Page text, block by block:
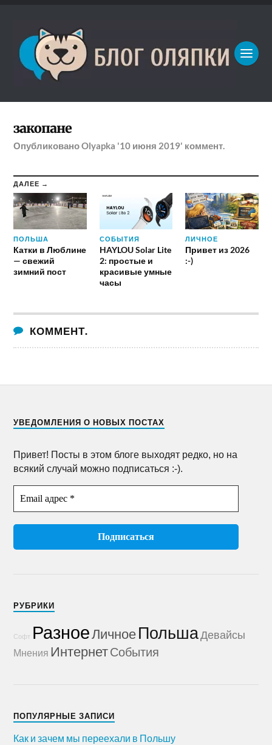
закопане
ОпубликованоOlyapka '10 июня 2019' коммент.
ДАЛЕЕ →
ПОЛЬША
Катки в Люблине
— свежий
зимний пост
СОБЫТИЯ
HAYLOU Solar Lite
2: простые и
красивые умные
часы
ЛИЧНОЕ
Привет из 2026
:-)
КОММЕНТ.
УВЕДОМЛЕНИЯ О НОВЫХ ПОСТАХ
Привет! Посты в этом блоге выходят редко, но на
всякий случай можно подписаться :-).
РУБРИКИ
Софт РазноеЛичноеПольшаДевайсы
Мнения ИнтернетСобытия
ПОПУЛЯРНЫЕ ЗАПИСИ
Как и зачем мы переехали в Польшу